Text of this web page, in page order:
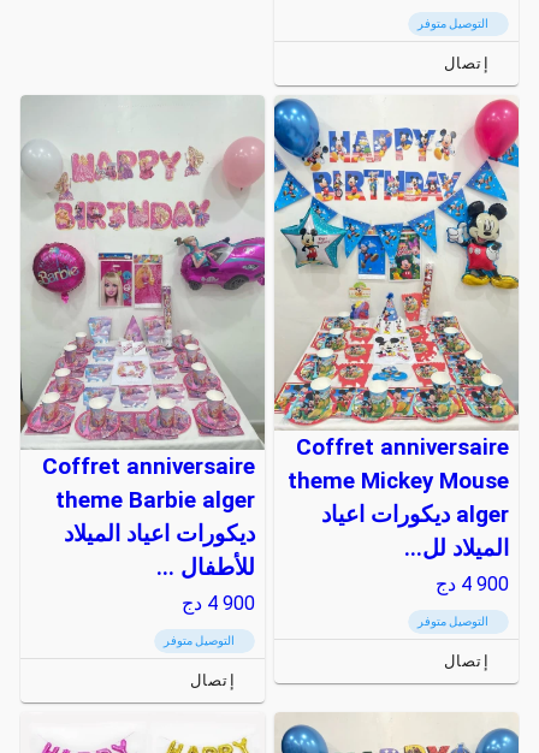
التوصيل متوفر
إتصال
Coffret anniversaire
theme Mickey Mouse
alger ديكورات اعياد
الميلاد لل...
4 900 دج
التوصيل متوفر
إتصال
Coffret anniversaire
theme Barbie alger
ديكورات اعياد الميلاد
للأطفال ...
4 900 دج
التوصيل متوفر
إتصال